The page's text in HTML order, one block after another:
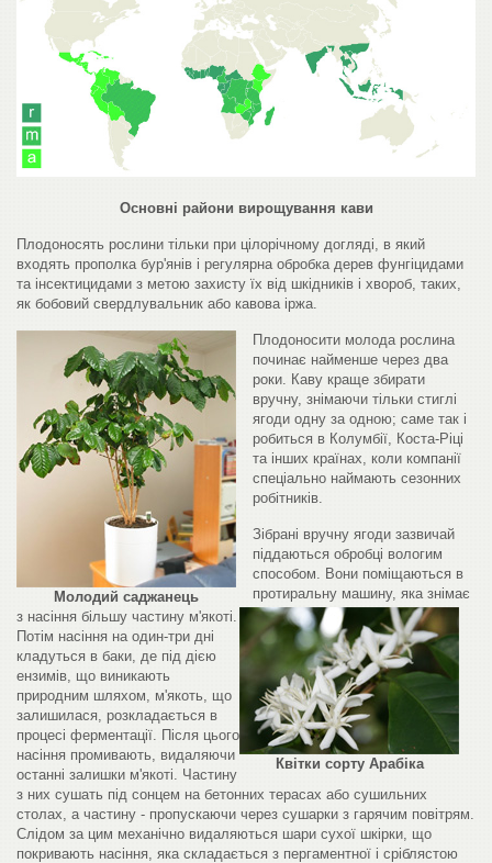
Основні райони вирощування кави
Плодоносять рослини тільки при цілорічному догляді, в який
входять прополка бур'янів і регулярна обробка дерев фунгіцидами
та інсектицидами з метою захисту їх від шкідників і хвороб, таких,
як бобовий свердлувальник або кавова іржа.
Молодий саджанець
Плодоносити молода рослина
починає найменше через два
роки. Каву краще збирати
вручну, знімаючи тільки стиглі
ягоди одну за одною; саме так і
робиться в Колумбії, Коста-Ріці
та інших країнах, коли компанії
спеціально наймають сезонних
робітників.
Квітки сорту Арабіка
Зібрані вручну ягоди зазвичай
піддаються обробці вологим
способом. Вони поміщаються в
протиральну машину, яка знімає
з насіння більшу частину м'якоті.
Потім насіння на один-три дні
кладуться в баки, де під дією
ензимів, що виникають
природним шляхом, м'якоть, що
залишилася, розкладається в
процесі ферментації. Після цього
насіння промивають, видаляючи
останні залишки м'якоті. Частину
з них сушать під сонцем на бетонних терасах або сушильних
столах, а частину - пропускаючи через сушарки з гарячим повітрям.
Слідом за цим механічно видаляються шари сухої шкірки, що
покривають насіння, яка складається з пергаментної і сріблястою